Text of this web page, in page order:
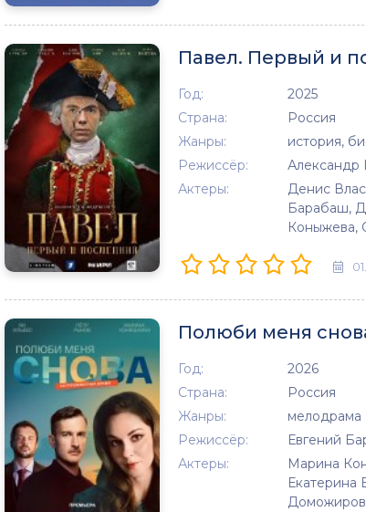
Павел. Первый и
Год:
2025
Страна:
Россия
Жанры:
история,
Режиссёр:
Александр
Актеры:
Денис
Барабаш,
Коныжева,
Полюби меня
Год:
2026
Страна:
Россия
Жанры:
мелодрама
Режиссёр:
Евгений
Актеры:
Марина
Екатерина